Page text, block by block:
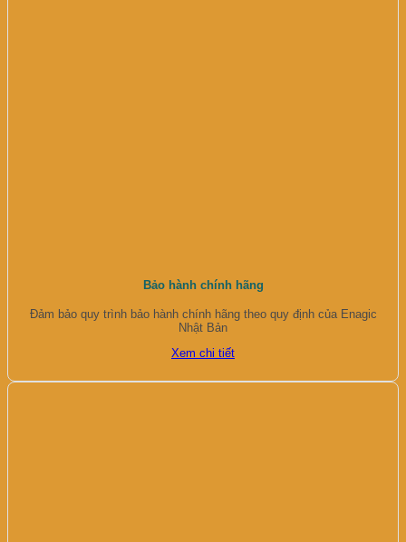
Bảo hành chính hãng
Đảm bảo quy trình bảo hành chính hãng theo quy định của Enagic
Nhật Bản
Xem chi tiết